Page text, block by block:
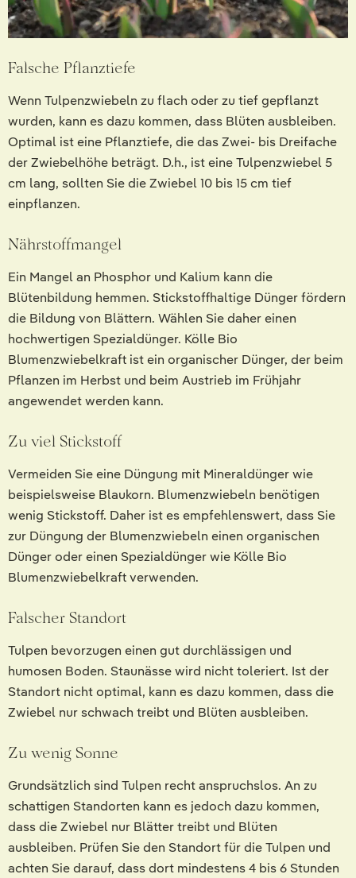
Falsche Pflanztiefe
Wenn Tulpenzwiebeln zu flach oder zu tief gepflanzt
wurden, kann es dazu kommen, dass Blüten ausbleiben.
Optimal ist eine Pflanztiefe, die das Zwei- bis Dreifache
der Zwiebelhöhe beträgt. D.h., ist eine Tulpenzwiebel 5
cm lang, sollten Sie die Zwiebel 10 bis 15 cm tief
einpflanzen.
Nährstoffmangel
Ein Mangel an Phosphor und Kalium kann die
Blütenbildung hemmen. Stickstoffhaltige Dünger fördern
die Bildung von Blättern. Wählen Sie daher einen
hochwertigen Spezialdünger. Kölle Bio
Blumenzwiebelkraft ist ein organischer Dünger, der beim
Pflanzen im Herbst und beim Austrieb im Frühjahr
angewendet werden kann.
Zu viel Stickstoff
Vermeiden Sie eine Düngung mit Mineraldünger wie
beispielsweise Blaukorn. Blumenzwiebeln benötigen
wenig Stickstoff. Daher ist es empfehlenswert, dass Sie
zur Düngung der Blumenzwiebeln einen organischen
Dünger oder einen Spezialdünger wie Kölle Bio
Blumenzwiebelkraft verwenden.
Falscher Standort
Tulpen bevorzugen einen gut durchlässigen und
humosen Boden. Staunässe wird nicht toleriert. Ist der
Standort nicht optimal, kann es dazu kommen, dass die
Zwiebel nur schwach treibt und Blüten ausbleiben.
Zu wenig Sonne
Grundsätzlich sind Tulpen recht anspruchslos. An zu
schattigen Standorten kann es jedoch dazu kommen,
dass die Zwiebel nur Blätter treibt und Blüten
ausbleiben. Prüfen Sie den Standort für die Tulpen und
achten Sie darauf, dass dort mindestens 4 bis 6 Stunden